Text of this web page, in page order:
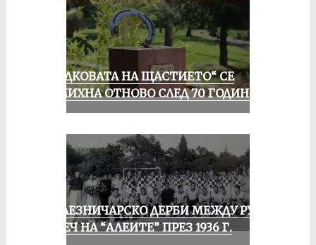
„ПОДКОВАТА НА ЩАСТИЕТО“ СЕ
УСМИХНА ОТНОВО СЛЕД 70 ГОДИНИ
ЖЕЛЕЗНИЧАРСКО ДЕРБИ МЕЖДУ РУСЕ
И ПЕЧ НА “АЛЕИТЕ” ПРЕЗ 1936 Г.